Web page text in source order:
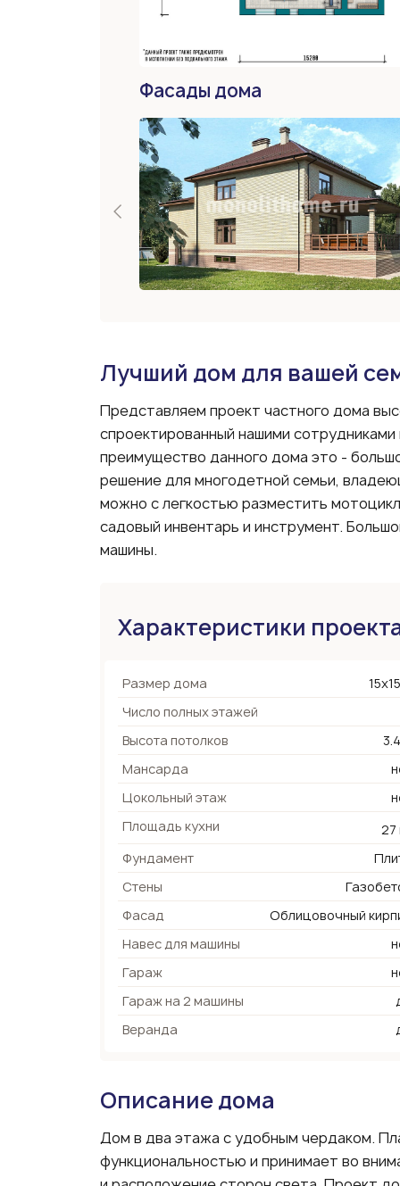
Фасады дома
Лучший дом для вашей
Представляем проект частного дома
спроектированный нашими
преимущество данного дома это -
решение для многодетной семьи,
можно с легкостью разместить
садовый инвентарь и инструмент.
машины.
Характеристики
Размер дома
Число полных этажей
Высота потолков
Мансарда
Цокольный этаж
Площадь кухни
27
Фундамент
Стены
Фасад
Облицовочный
Навес для машины
Гараж
Гараж на 2 машины
Веранда
Описание дома
Дом в два этажа с удобным чердаком.
функциональностью и принимает во